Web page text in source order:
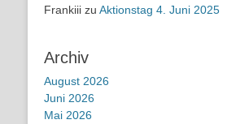
Frankiii zu Aktionstag 4. Juni 2025
Archiv
August 2026
Juni 2026
Mai 2026